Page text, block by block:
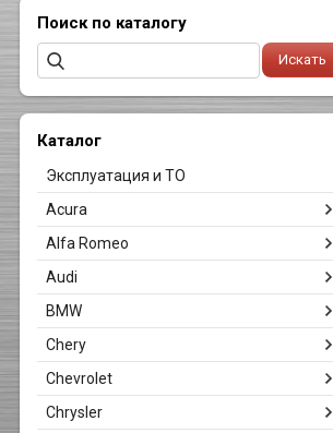
Поиск по каталогу
Каталог
Эксплуатация и ТО
Acura
Alfa Romeo
Audi
BMW
Chery
Chevrolet
Chrysler